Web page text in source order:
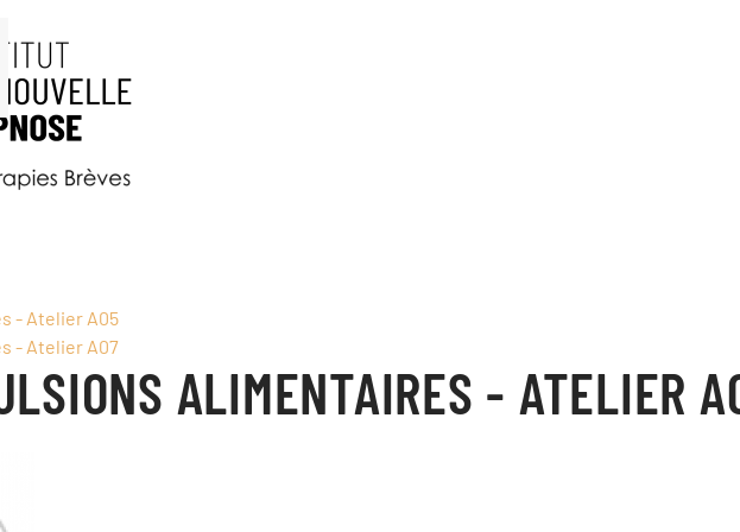
- Atelier A05
- Atelier A07
ALIMENTAIRES - ATELIER